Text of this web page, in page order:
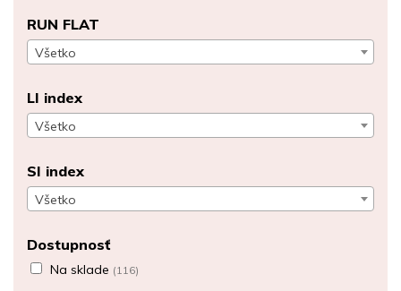
RUN FLAT
Všetko
LI index
Všetko
SI index
Všetko
Dostupnosť
Na sklade (116)